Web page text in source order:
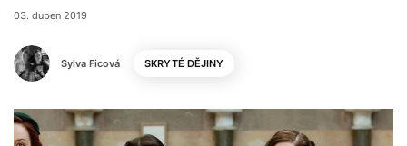
Sylva Ficová
03. duben 2019
SKRYTÉ DĚJINY